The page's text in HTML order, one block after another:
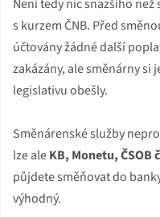
Není tedy nic snazšího
s kurzem ČNB. Před
účtovány žádné další
zakázány, ale směnárny si
legislativu obešly.
Směnárenské služby
lze aleKB, Monetu, ČSOB
půjdete směňovat do
výhodný.